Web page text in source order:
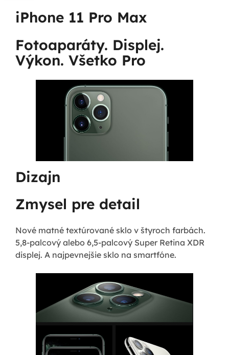
iPhone 11 Pro Max
Fotoaparáty. Displej.
Výkon. Všetko Pro
Dizajn
Zmysel pre detail
Nové matné textúrované sklo v štyroch farbách.
5,8-palcový alebo 6,5-palcový Super Retina XDR
displej. A najpevnejšie sklo na smartfóne.